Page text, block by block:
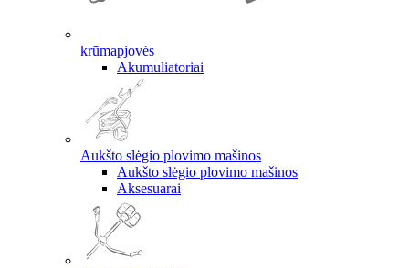
krūmapjovės
Akumuliatoriai
Aukšto slėgio plovimo mašinos
Aukšto slėgio plovimo mašinos
Aksesuarai